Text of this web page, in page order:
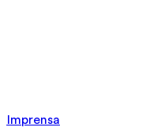
Imprensa